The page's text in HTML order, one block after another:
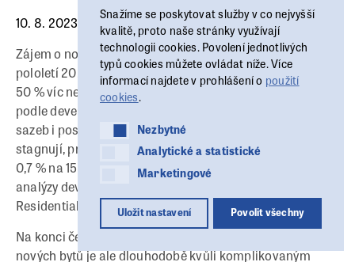
10. 8. 2023
Zájem o nové byty v Praze letos postupně roste. Během 1.
pololetí 2023 se jich v metropoli prodalo 1 650, což je o
50 % víc než ve 2. polovině loňského roku. Důvodem je
podle developerů zpomalující inflace, snížení úrokových
sazeb i postupné zlevňování energií. Ceny nových bytů
stagnují, průměrná prodejní cena mezičtvrtletně klesla o
0,7 % na 150 835 Kč za metr čtvereční. Vyplývá to z
analýzy developerských společností Skanska
Residential, Trigema a Central Group.
Na konci června bylo na trhu 5 500 nových bytů, nabídka
nových bytů je ale dlouhodobě kvůli komplikovaným
Snažíme se poskytovat služby v co nejvyšší
kvalitě, proto naše stránky využívají
technologii cookies. Povolení jednotlivých
typů cookies můžete ovládat níže. Více
informací najdete v prohlášení o použití
cookies.
NezbytnéNezbytné
Analytické a statistické
Analytické a statistické
Marketingové
Marketingové
Uložit nastavení Povolit všechny